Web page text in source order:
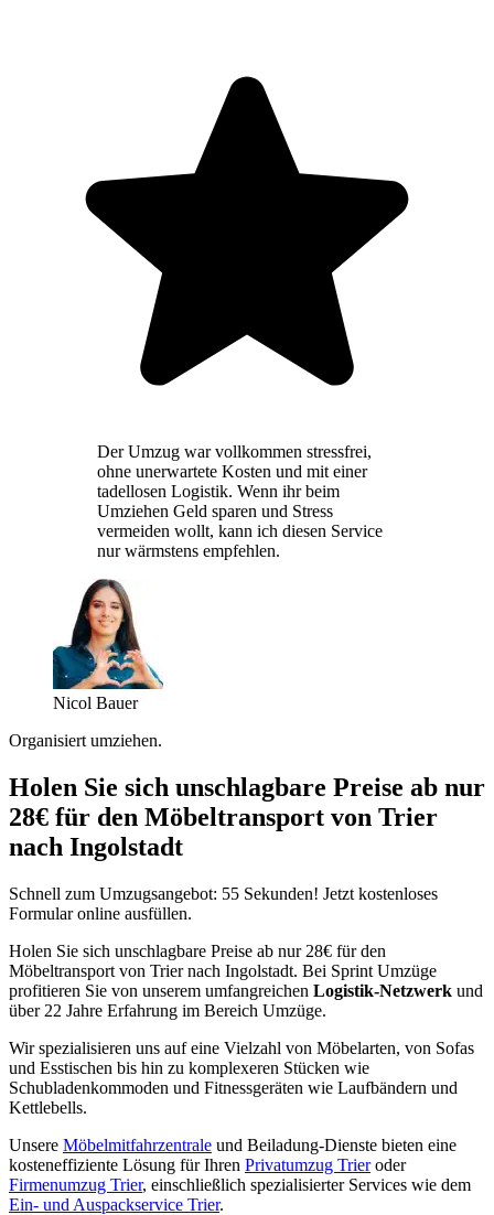
Der Umzug war vollkommen stressfrei,
ohne unerwartete Kosten und mit einer
tadellosen Logistik. Wenn ihr beim
Umziehen Geld sparen und Stress
vermeiden wollt, kann ich diesen Service
nur wärmstens empfehlen.
Nicol Bauer
Organisiert umziehen.
Holen Sie sich unschlagbare Preise ab nur
28€ für den Möbeltransport von Trier
nach Ingolstadt
Schnell zum Umzugsangebot: 55 Sekunden! Jetzt kostenloses
Formular online ausfüllen.
Holen Sie sich unschlagbare Preise ab nur 28€ für den
Möbeltransport von Trier nach Ingolstadt. Bei Sprint Umzüge
profitieren Sie von unserem umfangreichen Logistik-Netzwerk und
über 22 Jahre Erfahrung im Bereich Umzüge.
Wir spezialisieren uns auf eine Vielzahl von Möbelarten, von Sofas
und Esstischen bis hin zu komplexeren Stücken wie
Schubladenkommoden und Fitnessgeräten wie Laufbändern und
Kettlebells.
Unsere Möbelmitfahrzentrale und Beiladung-Dienste bieten eine
kosteneffiziente Lösung für Ihren Privatumzug Trieroder
Firmenumzug Trier, einschließlich spezialisierter Services wie dem
Ein- und Auspackservice Trier.